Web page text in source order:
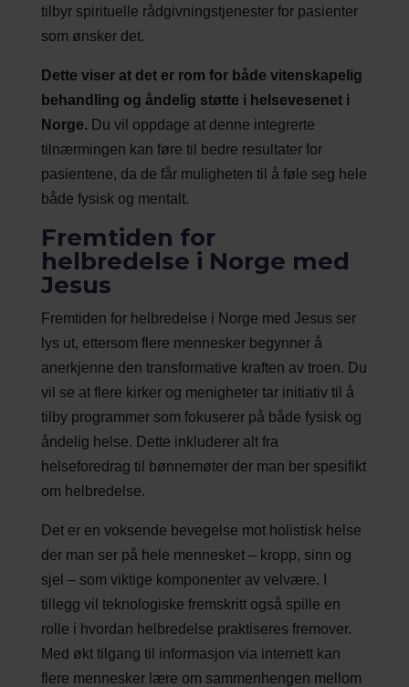
tilbyr spirituelle rådgivningstjenester for pasienter
som ønsker det.
Dette viser at det er rom for både vitenskapelig
behandling og åndelig støtte i helsevesenet i
Norge. Du vil oppdage at denne integrerte
tilnærmingen kan føre til bedre resultater for
pasientene, da de får muligheten til å føle seg hele
både fysisk og mentalt.
Fremtiden for
helbredelse i Norge med
Jesus
Fremtiden for helbredelse i Norge med Jesus ser
lys ut, ettersom flere mennesker begynner å
anerkjenne den transformative kraften av troen. Du
vil se at flere kirker og menigheter tar initiativ til å
tilby programmer som fokuserer på både fysisk og
åndelig helse. Dette inkluderer alt fra
helseforedrag til bønnemøter der man ber spesifikt
om helbredelse.
Det er en voksende bevegelse mot holistisk helse
der man ser på hele mennesket – kropp, sinn og
sjel – som viktige komponenter av velvære. I
tillegg vil teknologiske fremskritt også spille en
rolle i hvordan helbredelse praktiseres fremover.
Med økt tilgang til informasjon via internett kan
flere mennesker lære om sammenhengen mellom